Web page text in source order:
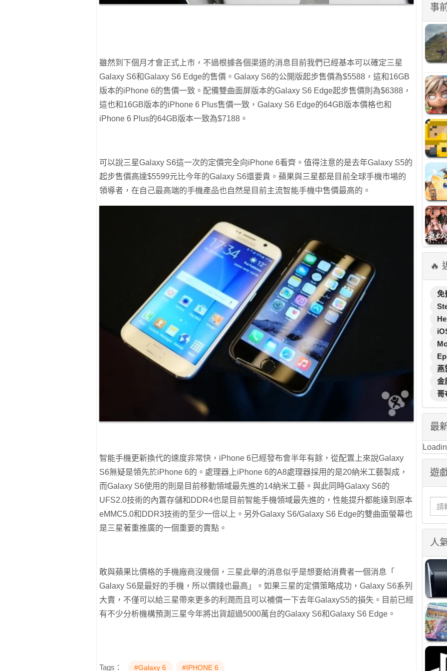
雖然到下個月才會正式上市，不過根據各個渠道的消息目前我們已經基本可以確定三星
Galaxy S6和Galaxy S6 Edge的售價。Galaxy S6的公開版起步售價為$5588，這和16GB
版本的iPhone 6的售價一致。配備雙曲面屏版本的Galaxy S6 Edge起步售價則為$6388，
這也和16GB版本的iPhone 6 Plus售價一致，Galaxy S6 Edge的64GB版本價格也和
iPhone 6 Plus的64GB版本一致為$7188。
可以說三星Galaxy S6這一次的定價完全向iPhone 6看齊。值得注意的是去年Galaxy S5的
起步售價高達$5599元比今年的Galaxy S6還要貴。蘋果與三星都是目前全球手機市場的
領導者，在自己最高端的手機產品也自然是目前主流智能手機中售價最高的。
智能手機更新換代的速度非常快，iPhone 6已經發布會半年有餘，從配置上來說Galaxy
S6無疑是領先於iPhone 6的。處理器上iPhone 6的A8處理器採用的是20納米工藝製成，
而Galaxy S6使用的則是目前移動領域最先進的14納米工藝。與此同時Galaxy S6的
UFS2.0技術的內置存儲和DDR4也是目前智能手機領域最先進的，性能提升都能達到原本
eMMC5.0和DDR3技術的至少一倍以上。另外Galaxy S6/Galaxy S6 Edge的雙曲面螢幕也
是三星著重推廣的一個重要的賣點。
敢與蘋果比價格的手機廠商沒幾個，三星此舉的消息似乎是想要給消費者一個消息「
Galaxy S6是最好的手機，所以價錢也最高」。如果三星的定價策略成功，Galaxy S6系列
大賣，不僅可以給三星帶來更多的利潤而且可以補償一下去年GalaxyS5的損失。目前已經
有不少分析機構預測三星今年將出貨超過5000萬台的Galaxy S6和Galaxy S6 Edge。
Tags： #Galaxy 6 #IPHONE 6
事
🔥
免
燕
金
哥
最
遊
人